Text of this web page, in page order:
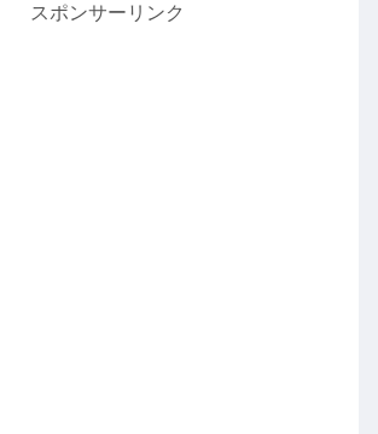
スポンサーリンク